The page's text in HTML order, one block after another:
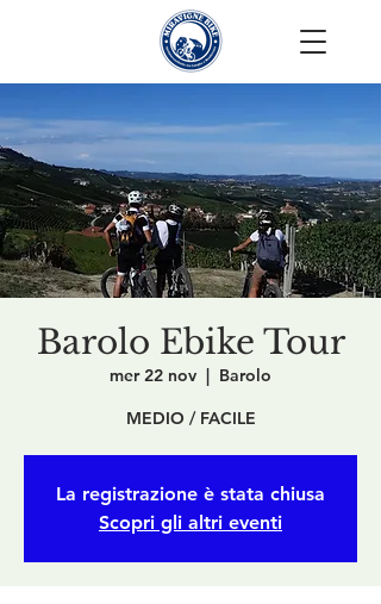
Barolo Ebike Tour
mer 22 nov
  |
Barolo
MEDIO / FACILE
La registrazione è stata chiusa
Scopri gli altri eventi